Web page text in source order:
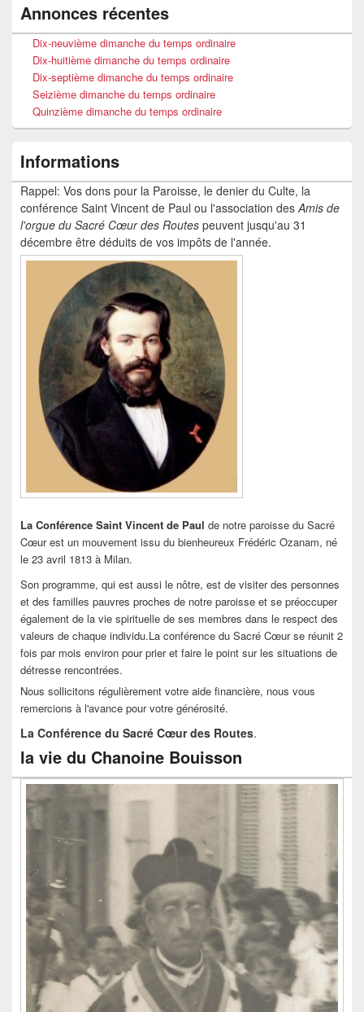
Annonces récentes
Dix-neuvième dimanche du temps ordinaire
Dix-huitième dimanche du temps ordinaire
Dix-septième dimanche du temps ordinaire
Seizième dimanche du temps ordinaire
Quinzième dimanche du temps ordinaire
Informations
Rappel: Vos dons pour la Paroisse, le denier du Culte, la
conférence Saint Vincent de Paul ou l'association desAmis de
l'orgue du Sacré Cœur des Routes peuvent jusqu'au 31
décembre être déduits de vos impôts de l'année.
La Conférence Saint Vincent de Paul de notre paroisse du Sacré
Cœur est un mouvement issu du bienheureux Frédéric Ozanam, né
le 23 avril 1813 à Milan.
Son programme, qui est aussi le nôtre, est de visiter des personnes
et des familles pauvres proches de notre paroisse et se préoccuper
également de la vie spirituelle de ses membres dans le respect des
valeurs de chaque individu.La conférence du Sacré Cœur se réunit 2
fois par mois environ pour prier et faire le point sur les situations de
détresse rencontrées.
Nous sollicitons régulièrement votre aide financière, nous vous
remercions à l'avance pour votre générosité.
La Conférence du Sacré Cœur des Routes.
la vie du Chanoine Bouisson